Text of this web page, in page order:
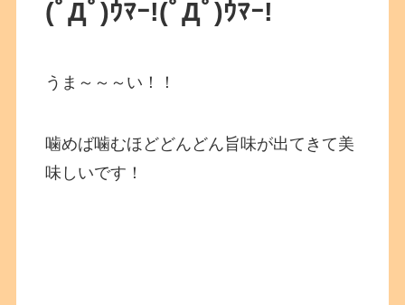
(ﾟДﾟ)ｳﾏｰ!(ﾟДﾟ)ｳﾏｰ!
うま～～～い！！
噛めば噛むほどどんどん旨味が出てきて美
味しいです！